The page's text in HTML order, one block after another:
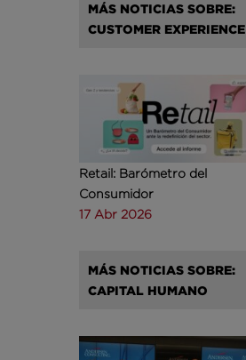
MÁS NOTICIAS SOBRE:
CUSTOMER EXPERIENCE
Retail: Barómetro del
Consumidor
17 Abr 2026
MÁS NOTICIAS SOBRE:
CAPITAL HUMANO